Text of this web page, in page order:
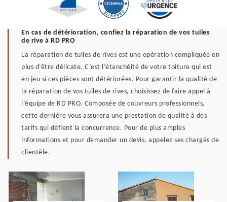
En cas de détérioration, confiez la réparation de vos tuiles
de rive à RD PRO
La réparation de tuiles de rives est une opération compliquée en
plus d’être délicate. C’est l’étanchéité de votre toiture qui est
en jeu si ces pièces sont détériorées. Pour garantir la qualité de
la réparation de vos tuiles de rives, choisissez de faire appel à
l’équipe de RD PRO. Composée de couvreurs professionnels,
cette dernière vous assurera une prestation de qualité à des
tarifs qui défient la concurrence. Pour de plus amples
informations et pour demander un devis, appelez ses chargés de
clientèle.